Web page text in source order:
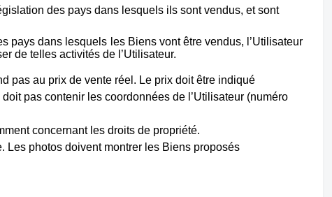
des pays dans lesquels ils sont vendus, et sont
pays dans lesquels les Biens vont être vendus, l’Utilisateur
de telles activités de l’Utilisateur.
pas au prix de vente réel. Le prix doit être indiqué
pas contenir les coordonnées de l’Utilisateur (numéro
concernant les droits de propriété.
Les photos doivent montrer les Biens proposés